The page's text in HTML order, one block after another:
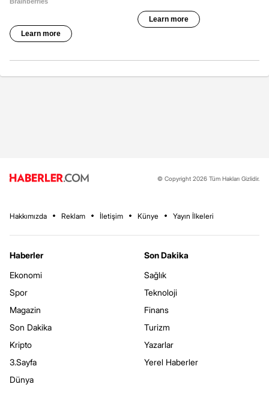
© Copyright 2026 Tüm Hakları Gizlidir.
Hakkımızda Reklam İletişim Künye Yayın İlkeleri
Haberler
Ekonomi
Spor
Magazin
Son Dakika
Kripto
3.Sayfa
Dünya
Son Dakika
Sağlık
Teknoloji
Finans
Turizm
Yazarlar
Yerel Haberler